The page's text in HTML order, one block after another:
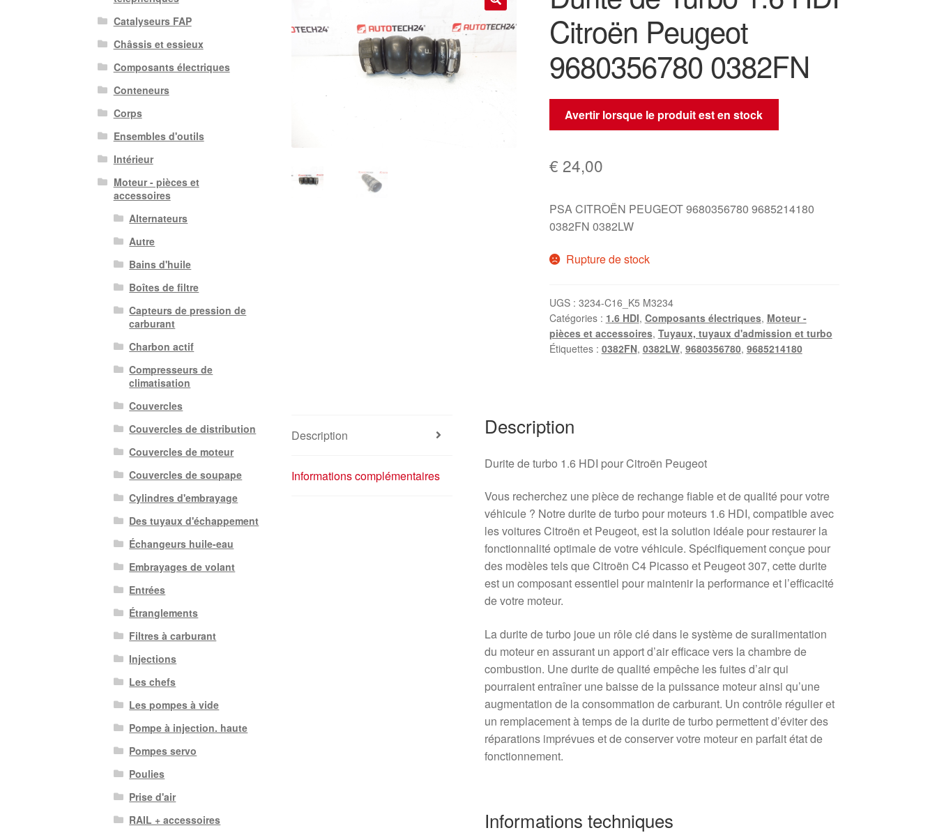
Citroën Peugeot
9680356780 0382FN
Avertir lorsque le produit est en stock
€ 24,00
PSA CITROËN PEUGEOT 9680356780 9685214180
0382FN 0382LW
Rupture de stock
UGS : 3234-C16_K5 M3234
Catégories : 1.6 HDI, Composants électriques, Moteur -
pièces et accessoires, Tuyaux, tuyaux d'admission et turbo
Étiquettes : 0382FN, 0382LW, 9680356780, 9685214180
Description
Informations complémentaires
Description
Durite de turbo 1.6 HDI pour Citroën Peugeot
Vous recherchez une pièce de rechange fiable et de qualité pour votre
véhicule ? Notre durite de turbo pour moteurs 1.6 HDI, compatible avec
les voitures Citroën et Peugeot, est la solution idéale pour restaurer la
fonctionnalité optimale de votre véhicule. Spécifiquement conçue pour
des modèles tels que Citroën C4 Picasso et Peugeot 307, cette durite
est un composant essentiel pour maintenir la performance et l’efficacité
de votre moteur.
La durite de turbo joue un rôle clé dans le système de suralimentation
du moteur en assurant un apport d’air efficace vers la chambre de
combustion. Une durite de qualité empêche les fuites d’air qui
pourraient entraîner une baisse de la puissance moteur ainsi qu’une
augmentation de la consommation de carburant. Un contrôle régulier et
un remplacement à temps de la durite de turbo permettent d’éviter des
réparations imprévues et de conserver votre moteur en parfait état de
fonctionnement.
Informations techniques
Catalyseurs FAP
Châssis et essieux
Composants électriques
Conteneurs
Corps
Ensembles d'outils
Intérieur
Moteur - pièces et
accessoires
Alternateurs
Autre
Bains d'huile
Boîtes de filtre
Capteurs de pression de
carburant
Charbon actif
Compresseurs de
climatisation
Couvercles
Couvercles de distribution
Couvercles de moteur
Couvercles de soupape
Cylindres d'embrayage
Des tuyaux d'échappement
Échangeurs huile-eau
Embrayages de volant
Entrées
Étranglements
Filtres à carburant
Injections
Les chefs
Les pompes à vide
Pompe à injection. haute
Pompes servo
Poulies
Prise d'air
RAIL + accessoires